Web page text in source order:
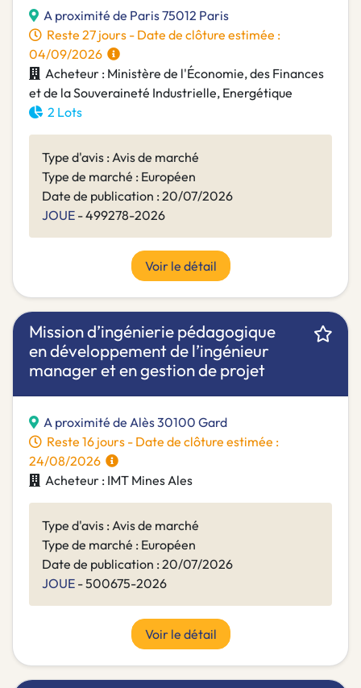
A proximité de Paris 75012 Paris
Reste 27 jours - Date de clôture estimée :
04/09/2026
Acheteur : Ministère de l'Économie, des Finances
et de la Souveraineté Industrielle, Energétique
2 Lots
Type d'avis : Avis de marché
Type de marché : Européen
Date de publication : 20/07/2026
JOUE - 499278-2026
Voir le détail
Mission d’ingénierie pédagogique
en développement de l’ingénieur
manager et en gestion de projet
A proximité de Alès 30100 Gard
Reste 16 jours - Date de clôture estimée :
24/08/2026
Acheteur : IMT Mines Ales
Type d'avis : Avis de marché
Type de marché : Européen
Date de publication : 20/07/2026
JOUE - 500675-2026
Voir le détail